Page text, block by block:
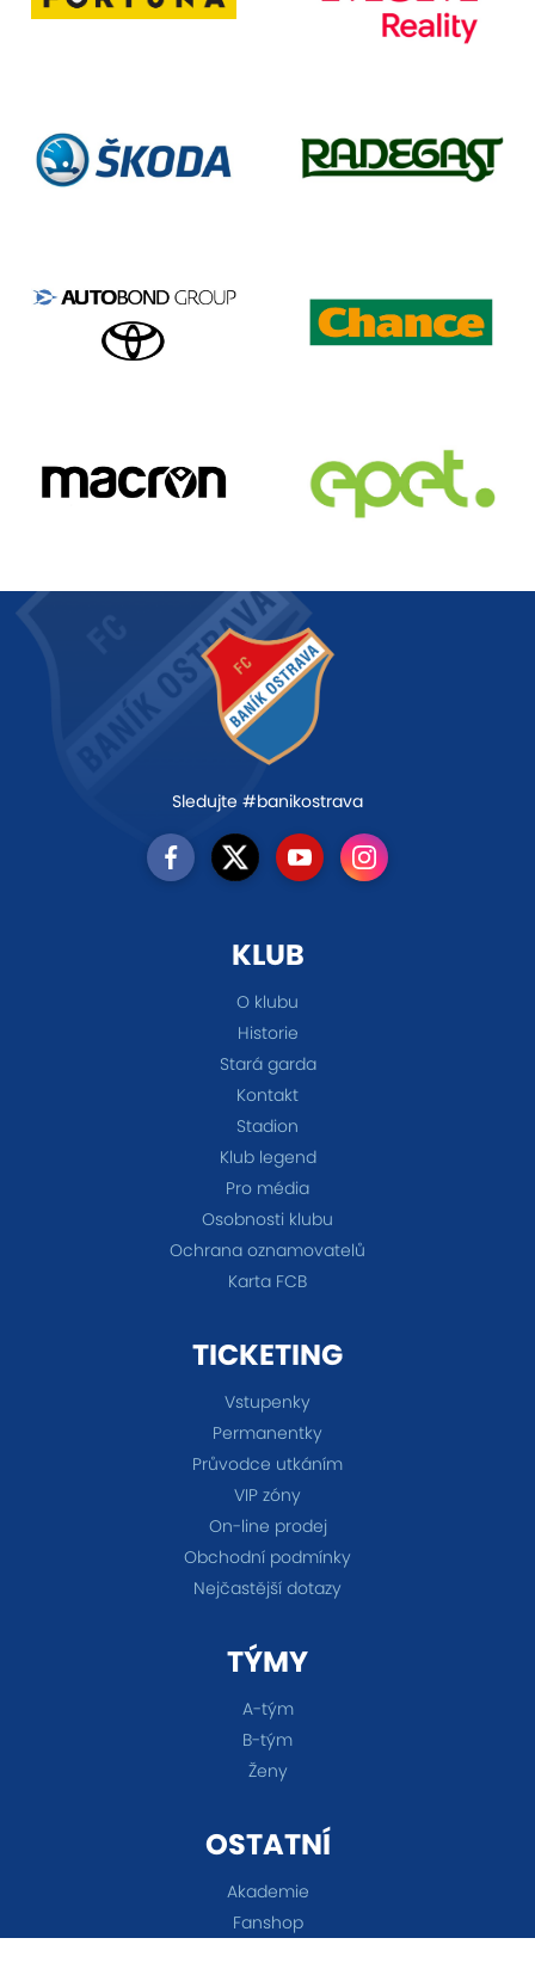
Sledujte #banikostrava
KLUB
O klubu
Historie
Stará garda
Kontakt
Stadion
Klub legend
Pro média
Osobnosti klubu
Ochrana oznamovatelů
Karta FCB
TICKETING
Vstupenky
Permanentky
Průvodce utkáním
VIP zóny
On-line prodej
Obchodní podmínky
Nejčastější dotazy
TÝMY
A-tým
B-tým
Ženy
OSTATNÍ
Akademie
Fanshop